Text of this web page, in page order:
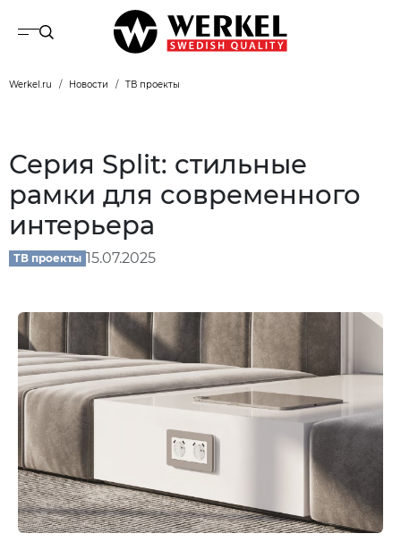
Werkel.ru Новости ТВ проекты
Серия Split: стильные
рамки для современного
интерьера
ТВ проекты 15.07.2025